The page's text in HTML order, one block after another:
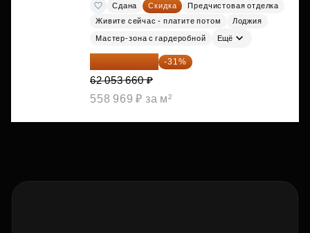
Сдана Скидка
Предчистовая отделка
Живите сейчас - платите потом
Лоджия
Мастер-зона с гардеробной Ещё
42 817 025 ₽ -31%
62 053 660 ₽
558 969 ₽ за м²